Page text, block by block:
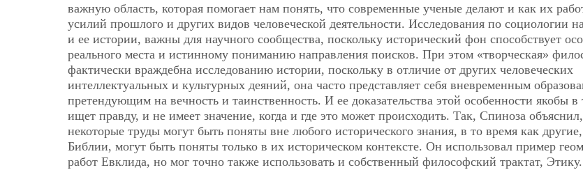
важную область, которая помогает нам понять, что современные ученые делают и как их
усилий прошлого и других видов человеческой деятельности. Исследования по социологии
и ее истории, важны для научного сообщества, поскольку исторический фон способствует
реального места и истинному пониманию направления поисков. При этом «творческая»
фактически враждебна исследованию истории, поскольку в отличие от других человеческих
интеллектуальных и культурных деяний, она часто представляет себя вневременным
претендующим на вечность и таинственность. И ее доказательства этой особенности якобы
ищет правду, и не имеет значение, когда и где это может происходить. Так, Спиноза
некоторые труды могут быть поняты вне любого исторического знания, в то время как
Библии, могут быть поняты только в их историческом контексте. Он использовал пример
работ Евклида, но мог точно также использовать и собственный философский трактат, Этику.